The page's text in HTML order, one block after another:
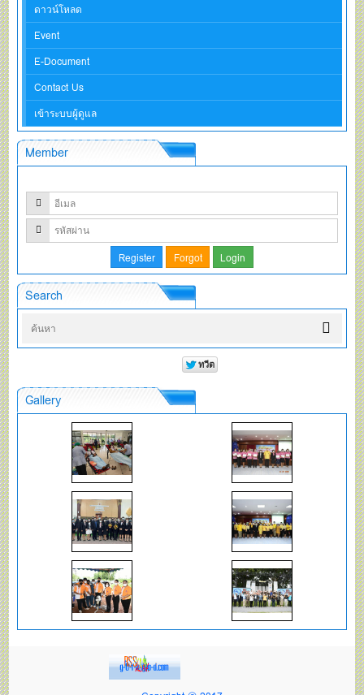
ดาวน์โหลด
Event
E-Document
Contact Us
เข้าระบบผู้ดูแล
Member
Search
Gallery